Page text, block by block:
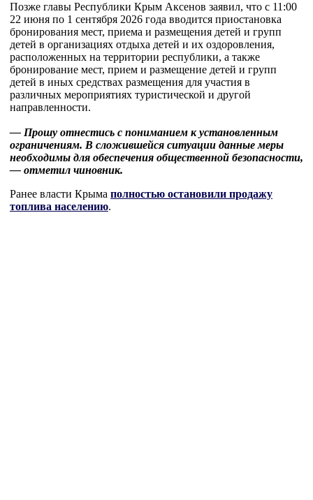
Позже главы Республики Крым Аксенов заявил, что с 11:00
22 июня по 1 сентября 2026 года вводится приостановка
бронирования мест, приема и размещения детей и групп
детей в организациях отдыха детей и их оздоровления,
расположенных на территории республики, а также
бронирование мест, прием и размещение детей и групп
детей в иных средствах размещения для участия в
различных мероприятиях туристической и другой
направленности.
— Прошу отнестись с пониманием к установленным
ограничениям. В сложившейся ситуации данные меры
необходимы для обеспечения общественной безопасности,
— отметил чиновник.
Ранее власти Крыма полностью остановили продажу
топлива населению.